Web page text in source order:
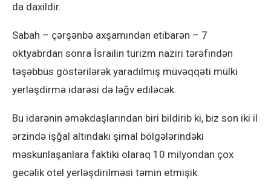
da daxildir.
Sabah – çərşənbə axşamından etibarən – 7
oktyabrdan sonra İsrailin turizm naziri tərəfindən
təşəbbüs göstərilərək yaradılmış müvəqqəti mülki
yerləşdirmə idarəsi də ləğv ediləcək.
Bu idarənin əməkdaşlarından biri bildirib ki, biz son iki il
ərzində işğal altındakı şimal bölgələrindəki
məskunlaşanlara faktiki olaraq 10 milyondan çox
gecəlik otel yerləşdirilməsi təmin etmişik.